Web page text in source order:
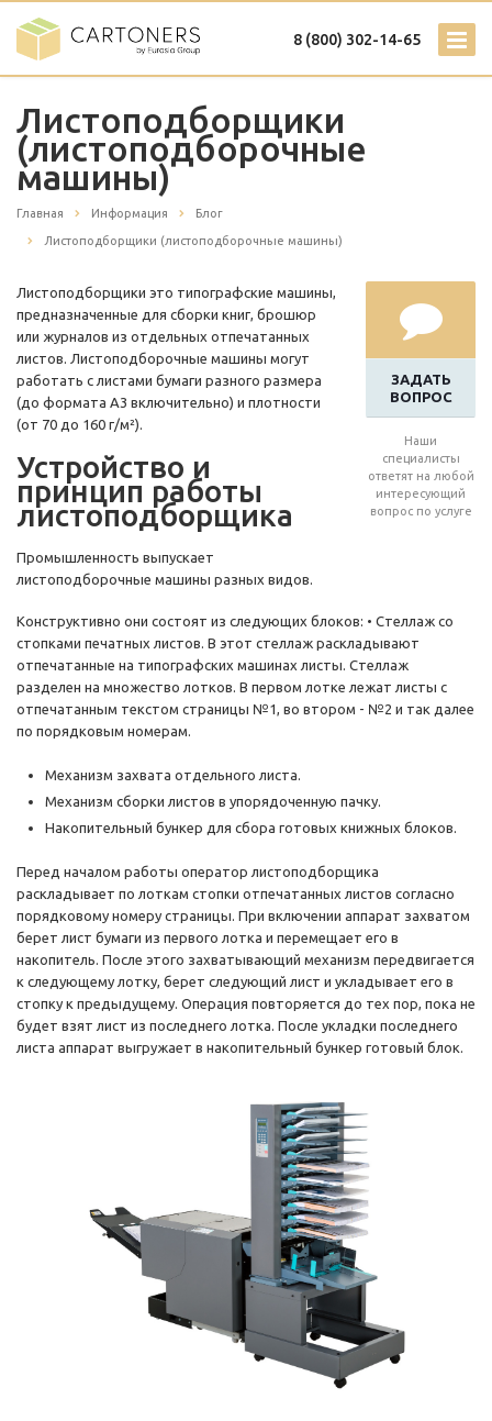
8 (800) 302-14-65
Листоподборщики
(листоподборочные
машины)
Главная Информация Блог
Листоподборщики (листоподборочные машины)
ЗАДАТЬ
ВОПРОС
Наши
специалисты
ответят на любой
интересующий
вопрос по услуге
Листоподборщики это типографские машины,
предназначенные для сборки книг, брошюр
или журналов из отдельных отпечатанных
листов. Листоподборочные машины могут
работать с листами бумаги разного размера
(до формата А3 включительно) и плотности
(от 70 до 160 г/м²).
Устройство и
принцип работы
листоподборщика
Промышленность выпускает
листоподборочные машины разных видов.
Конструктивно они состоят из следующих блоков: • Стеллаж со
стопками печатных листов. В этот стеллаж раскладывают
отпечатанные на типографских машинах листы. Стеллаж
разделен на множество лотков. В первом лотке лежат листы с
отпечатанным текстом страницы №1, во втором - №2 и так далее
по порядковым номерам.
Механизм захвата отдельного листа.
Механизм сборки листов в упорядоченную пачку.
Накопительный бункер для сбора готовых книжных блоков.
Перед началом работы оператор листоподборщика
раскладывает по лоткам стопки отпечатанных листов согласно
порядковому номеру страницы. При включении аппарат захватом
берет лист бумаги из первого лотка и перемещает его в
накопитель. После этого захватывающий механизм передвигается
к следующему лотку, берет следующий лист и укладывает его в
стопку к предыдущему. Операция повторяется до тех пор, пока не
будет взят лист из последнего лотка. После укладки последнего
листа аппарат выгружает в накопительный бункер готовый блок.